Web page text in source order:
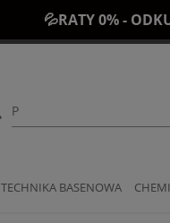
💦RATY 0% -
TECHNIKA BASENOWA